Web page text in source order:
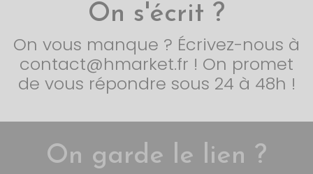
On s'écrit ?
On vous manque ? Écrivez-nous à
contact@hmarket.fr ! On promet
de vous répondre sous 24 à 48h !
On garde le lien ?